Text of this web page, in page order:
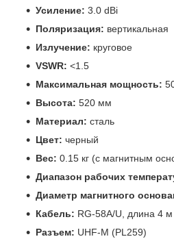
Усиление: 3.0 dBi
Поляризация: вертикальная
Излучение: круговое
VSWR: <1.5
Максимальная мощность:
Высота: 520 мм
Материал: сталь
Цвет: черный
Вес: 0.15 кг (с магнитным
Диапазон рабочих
Диаметр магнитного
Кабель: RG-58A/U, длина 4 м
Разъем: UHF-M (PL259)